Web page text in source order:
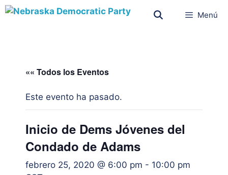
Menú
«« Todos los Eventos
Este evento ha pasado.
Inicio de Dems Jóvenes del
Condado de Adams
febrero 25, 2020 @ 6:00 pm - 10:00 pm